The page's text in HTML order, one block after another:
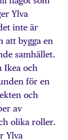
Ylva
inte är
att bygga en
samhället.
Ikea och
för en
och
av
olika roller.
Ylva